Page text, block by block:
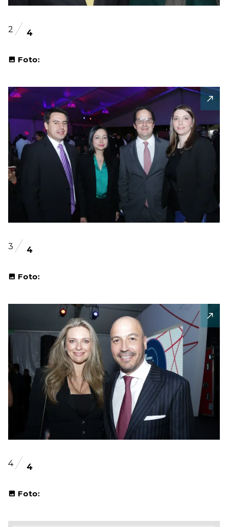
2 4
Foto:
3 4
Foto:
4 4
Foto: